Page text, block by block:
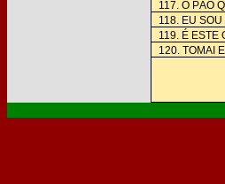
117. O PÃO
118. EU SOU
119. É ESTE
120. TOMAI